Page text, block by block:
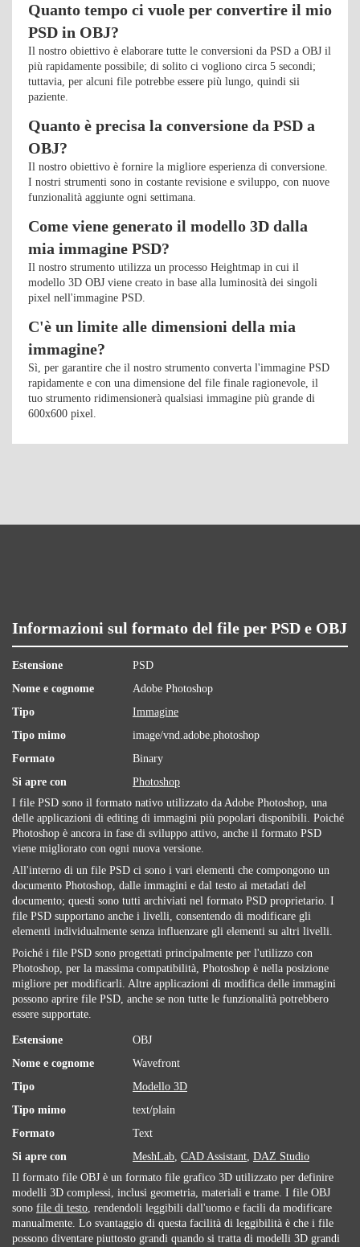
Quanto tempo ci vuole per convertire il mio
PSD in OBJ?
Il nostro obiettivo è elaborare tutte le conversioni da PSD a OBJ il
più rapidamente possibile; di solito ci vogliono circa 5 secondi;
tuttavia, per alcuni file potrebbe essere più lungo, quindi sii
paziente.
Quanto è precisa la conversione da PSD a
OBJ?
Il nostro obiettivo è fornire la migliore esperienza di conversione.
I nostri strumenti sono in costante revisione e sviluppo, con nuove
funzionalità aggiunte ogni settimana.
Come viene generato il modello 3D dalla
mia immagine PSD?
Il nostro strumento utilizza un processo Heightmap in cui il
modello 3D OBJ viene creato in base alla luminosità dei singoli
pixel nell'immagine PSD.
C'è un limite alle dimensioni della mia
immagine?
Sì, per garantire che il nostro strumento converta l'immagine PSD
rapidamente e con una dimensione del file finale ragionevole, il
tuo strumento ridimensionerà qualsiasi immagine più grande di
600x600 pixel.
Informazioni sul formato del file per PSD e OBJ
Estensione
PSD
Nome e cognome
Adobe Photoshop
Tipo
Immagine
Tipo mimo
image/vnd.adobe.photoshop
Formato
Binary
Si apre con
Photoshop
I file PSD sono il formato nativo utilizzato da Adobe Photoshop, una
delle applicazioni di editing di immagini più popolari disponibili. Poiché
Photoshop è ancora in fase di sviluppo attivo, anche il formato PSD
viene migliorato con ogni nuova versione.
All'interno di un file PSD ci sono i vari elementi che compongono un
documento Photoshop, dalle immagini e dal testo ai metadati del
documento; questi sono tutti archiviati nel formato PSD proprietario. I
file PSD supportano anche i livelli, consentendo di modificare gli
elementi individualmente senza influenzare gli elementi su altri livelli.
Poiché i file PSD sono progettati principalmente per l'utilizzo con
Photoshop, per la massima compatibilità, Photoshop è nella posizione
migliore per modificarli. Altre applicazioni di modifica delle immagini
possono aprire file PSD, anche se non tutte le funzionalità potrebbero
essere supportate.
Estensione
OBJ
Nome e cognome
Wavefront
Tipo
Modello 3D
Tipo mimo
text/plain
Formato
Text
Si apre con
MeshLab, CAD Assistant, DAZ Studio
Il formato file OBJ è un formato file grafico 3D utilizzato per definire
modelli 3D complessi, inclusi geometria, materiali e trame. I file OBJ
sono file di testo, rendendoli leggibili dall'uomo e facili da modificare
manualmente. Lo svantaggio di questa facilità di leggibilità è che i file
possono diventare piuttosto grandi quando si tratta di modelli 3D grandi